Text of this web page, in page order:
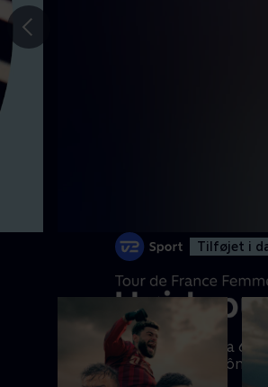
Tilføjet i
Se det bedste fra 6.
Tournon-sur-Rhône
Gå til